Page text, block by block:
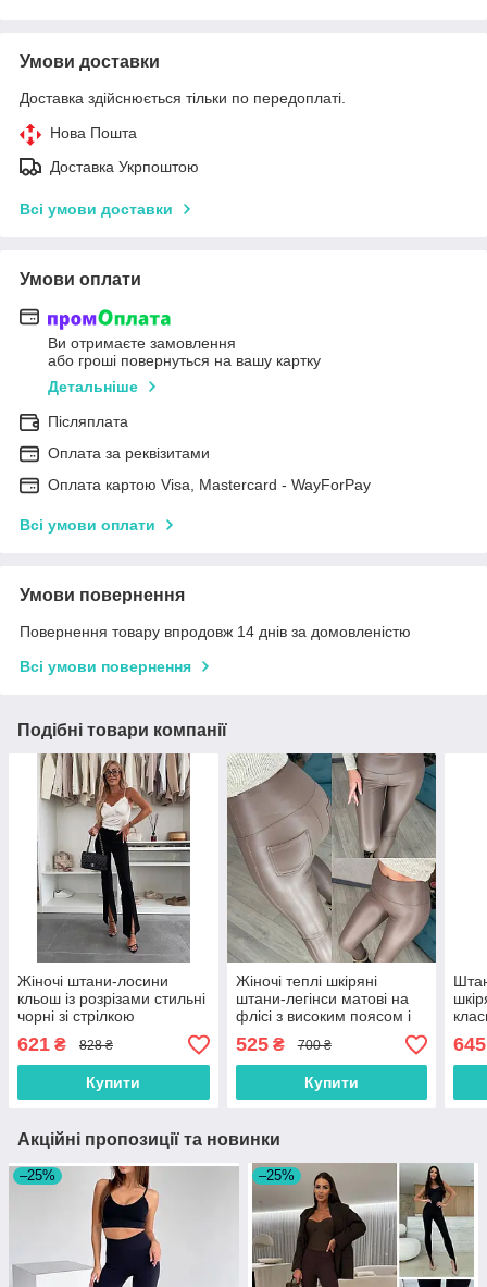
Умови доставки
Доставка здійснюється тільки по передоплаті.
Нова Пошта
Доставка Укрпоштою
Всі умови доставки
Умови оплати
Ви отримаєте замовлення
або гроші повернуться на вашу картку
Детальніше
Післяплата
Оплата за реквізитами
Оплата картою Visa, Mastercard - WayForPay
Всі умови оплати
Умови повернення
Повернення товару впродовж 14 днів за домовленістю
Всі умови повернення
Подібні товари компанії
Жіночі штани-лосини
кльош із розрізами стильні
чорні зі стрілкою
мікродайвінг
621 ₴ 828 ₴
Купити
Жіночі теплі шкіряні
штани-легінси матові на
флісі з високим поясом і
кишенями, моко, розмір
48-50
525₴ 700 ₴
Купити
645
Акційні пропозиції та новинки
–25% –25%